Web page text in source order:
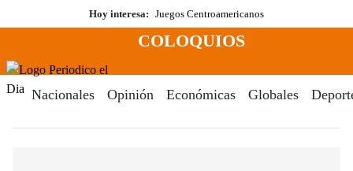
al
Hoy interesa: Juegos Centroamericanos
Menú
COLOQUIOS
Nacionales Opinión Económicas Globales